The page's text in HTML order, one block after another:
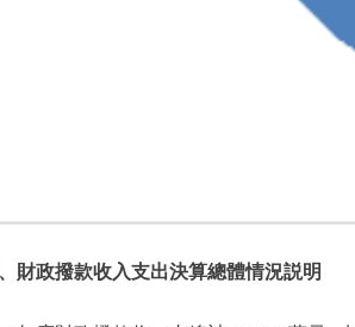
財政撥款收入支出決算總體情況説明